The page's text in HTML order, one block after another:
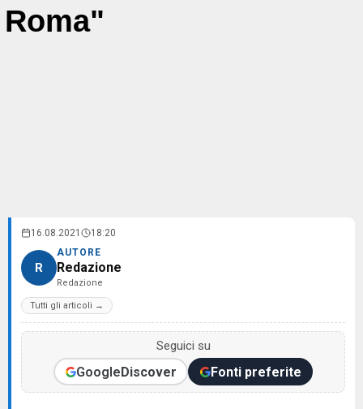
Roma"
16.08.2021 18:20
R
AUTORE
Redazione
Redazione
Tutti gli articoli →
Seguici su
GoogleDiscover Fonti preferite